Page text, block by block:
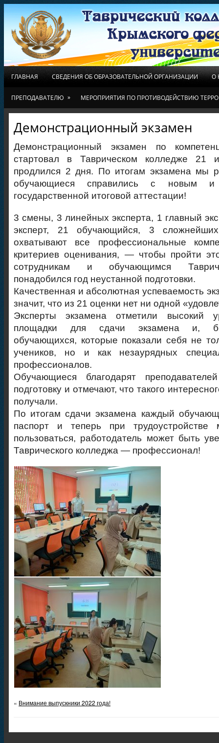
ГЛАВНАЯ СВЕДЕНИЯ ОБ ОБРАЗОВАТЕЛЬНОЙ ОРГАНИЗАЦИИ О
ПРЕПОДАВАТЕЛЮ » МЕРОПРИЯТИЯ ПО ПРОТИВОДЕЙСТВИЮ
Демонстрационный экзамен
Демонстрационный экзамен по
стартовал в Таврическом колледже
продлился 2 дня. По итогам экзамена мы
обучающиеся справились с новым
государственной итоговой аттестации!
3 смены, 3 линейных эксперта, 1 главный
эксперт, 21 обучающийся, 3
охватывают все профессиональные
критериев оценивания, — чтобы пройти
сотрудникам и обучающимся
понадобился год неустанной подготовки.
Качественная и абсолютная успеваемость
значит, что из 21 оценки нет ни одной
Эксперты экзамена отметили высокий
площадки для сдачи экзамена и,
обучающихся, которые показали себя не
учеников, но и как незаурядных
профессионалов.
Обучающиеся благодарят
подготовку и отмечают, что такого
получали.
По итогам сдачи экзамена каждый
паспорт и теперь при
пользоваться, работодатель может быть
Таврического колледжа — профессионал!
« Внимание выпускники 2022 года!